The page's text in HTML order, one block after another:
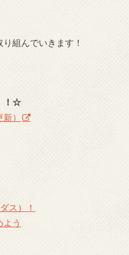
組んでいきます！
！☆
）
ス）！
う